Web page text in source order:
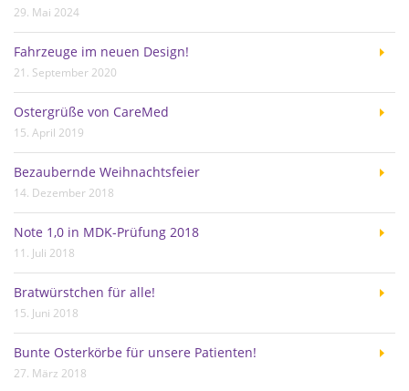
29. Mai 2024
Fahrzeuge im neuen Design!
21. September 2020
Ostergrüße von CareMed
15. April 2019
Bezaubernde Weihnachtsfeier
14. Dezember 2018
Note 1,0 in MDK-Prüfung 2018
11. Juli 2018
Bratwürstchen für alle!
15. Juni 2018
Bunte Osterkörbe für unsere Patienten!
27. März 2018